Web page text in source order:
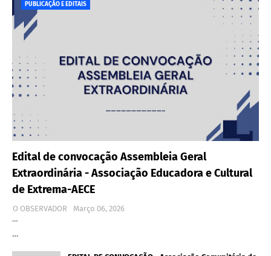
PUBLICAÇÃO E EDITAIS
Edital de convocação Assembleia Geral
Extraordinária - Associação Educadora e Cultural
de Extrema-AECE
O OBSERVADOR
Março 06, 2026
…
…